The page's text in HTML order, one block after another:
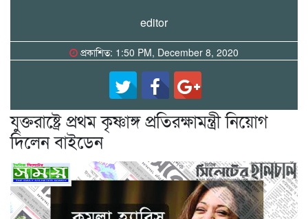
editor
প্রকাশিত: 1:50 PM, December 8, 2020
যুক্তরাষ্ট্রে প্রথম কৃষ্ণাঙ্গ প্রতিরক্ষামন্ত্রী নিয়োগ
দিলেন বাইডেন